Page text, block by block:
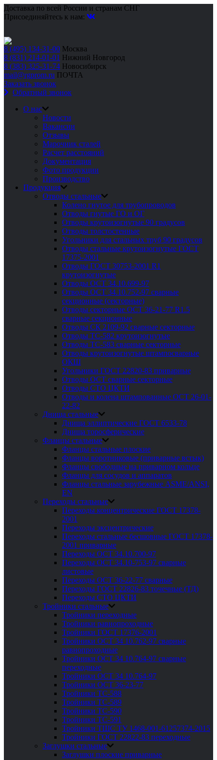
Доставка по всей России и странам СНГ
Присоединяйтесь к нам:
8 (495) 134-31-00 Москва
8 (831) 214-01-01 Нижний Новгород
8 (383) 325-31-74 Новосибирск
mail@rgprom.ru ПОЧТА
Заказать звонок
Обратный звонок
О нас
Новости
Вакансии
Отзывы
Марочник сталей
Расчет расстояний
Документация
Фото продукции
Производство
Продукция
Отводы стальные
Колено гнутое для трубопроводов
Отводы гнутые ГО и ОГ
Отводы крутоизогнутые 90 градусов
Отводы толстостенные
Угольники для стальных труб 90 градусов
Отводы стальные крутоизогнутые ГОСТ
17375-2001
Отводы ГОСТ 30753-2001 R1
крутоизогнутые
Отводы ОСТ 34.10.699-97
Отводы ОСТ 34.10.752-97 сварные
секционные (секторные)
Отводы секторные ОСТ 36-21-77 R1.5
сварные секционные
Отводы СК 2109-92 сварные секторные
Отводы ТС-582 крутоизогнутые
Отводы ТС-583 сварные секторные
Отводы крутоизогнутые штампосварные
ОКШ
Угольники ГОСТ 22820-83 приварные
Отводы ОСТ сварные секторные
Отводы СТО ЦКТИ
Отводы и колена штампованные ОСТ 26-01-
22-82
Днища стальные
Днища эллиптические ГОСТ 6533-78
Днища торосферические
Фланцы стальные
Фланцы стальные плоские
Фланцы воротниковые (приварные встык)
Фланцы свободные на приварном кольце
Фланцы для сосудов и аппаратов
Фланцы стальные зарубежные ASME/ANSI,
EN
Переходы стальные
Переходы концентрические ГОСТ 17378-
2001
Переходы эксцентрические
Переходы стальные бесшовные ГОСТ 17378-
2001 приварные
Переходы ОСТ 34.10.700-97
Переходы ОСТ 34.10-753-97 сварные
листовые
Переходы ОСТ 36-22-77 сварные
Переходы ГОСТ 22826-83 точечные (ТД)
Переходы СТО ЦКТИ
Тройники стальные
Тройники переходные
Тройники равнопроходные
Тройники ГОСТ 17376-2001
Тройники ОСТ 34 10.762-97 сварные
равнопроходные
Тройники ОСТ 34 10.764-97 сварные
переходные
Тройники ОСТ 34 10.764-97
Тройники ОСТ 36-23-77
Тройники ТС-588
Тройники ТС-589
Тройники ТС-590
Тройники ТС-591
Тройники ТШС ТУ 1468-001-61257374-2015
Тройники ГОСТ 22822-83 переходные
Заглушки стальные
Заглушки плоские приварные